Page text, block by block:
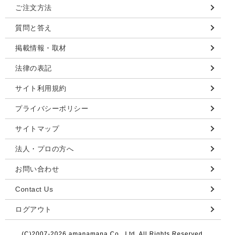
ご注文方法
質問と答え
掲載情報・取材
法律の表記
サイト利用規約
プライバシーポリシー
サイトマップ
法人・プロの方へ
お問い合わせ
Contact Us
ログアウト